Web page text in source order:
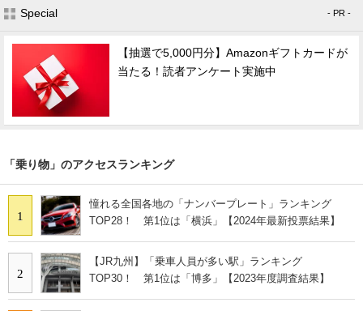
Special - PR -
【抽選で5,000円分】Amazonギフトカードが
当たる！読者アンケート実施中
「乗り物」のアクセスランキング
1
憧れる全国各地の「ナンバープレート」ランキング
TOP28！ 第1位は「横浜」【2024年最新投票結果】
2
【JR九州】「乗車人員が多い駅」ランキング
TOP30！ 第1位は「博多」【2023年度調査結果】